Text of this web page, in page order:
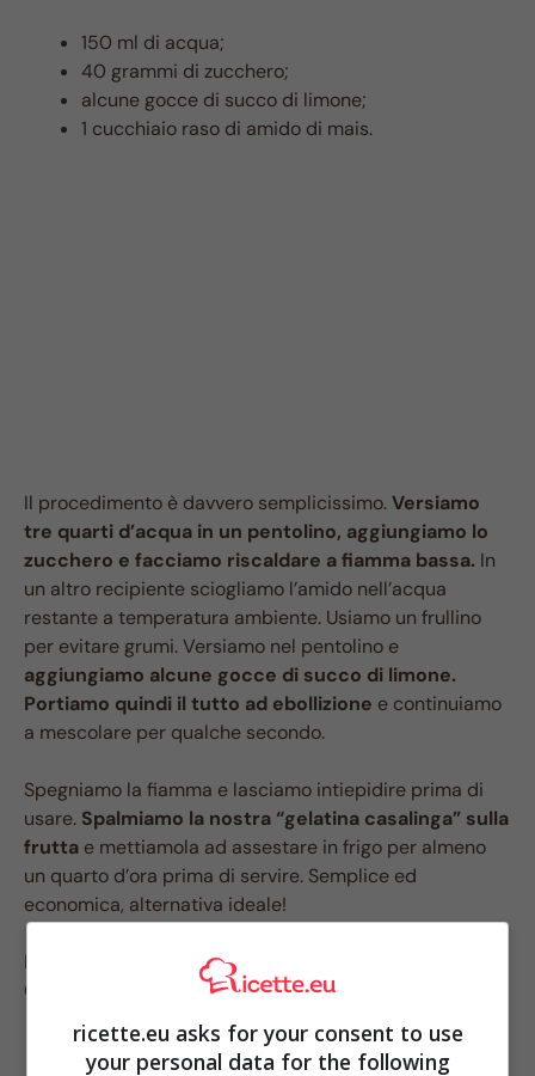
150 ml di acqua;
40 grammi di zucchero;
alcune gocce di succo di limone;
1 cucchiaio raso di amido di mais.
Il procedimento è davvero semplicissimo.Versiamo
tre quarti d’acqua in un pentolino, aggiungiamo lo
zucchero e facciamo riscaldare a fiamma bassa. In
un altro recipiente sciogliamo l’amido nell’acqua
restante a temperatura ambiente. Usiamo un frullino
per evitare grumi. Versiamo nel pentolino e
aggiungiamo alcune gocce di succo di limone.
Portiamo quindi il tutto ad ebollizione e continuiamo
a mescolare per qualche secondo.
Spegniamo la fiamma e lasciamo intiepidire prima di
usare. Spalmiamo la nostra “gelatina casalinga” sulla
frutta e mettiamola ad assestare in frigo per almeno
un quarto d’ora prima di servire. Semplice ed
economica, alternativa ideale!
PER TUTTI I TRUCCHI E CONSIGLI PIU’ UTILI SULLA
CUCINA:
ricette.eu asks for your consent to use
your personal data for the following